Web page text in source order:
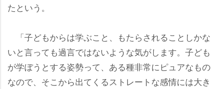
たという。
「子どもからは学ぶこと、もたらされることしかな
いと言っても過言ではないような気がします。子ども
が学ぼうとする姿勢って、ある種非常にピュアなもの
なので、そこから出てくるストレートな感情には大き